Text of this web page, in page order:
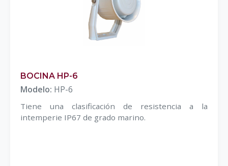
BOCINA HP-6
Modelo: HP-6
Tiene una clasificación de resistencia a la
intemperie IP67 de grado marino.